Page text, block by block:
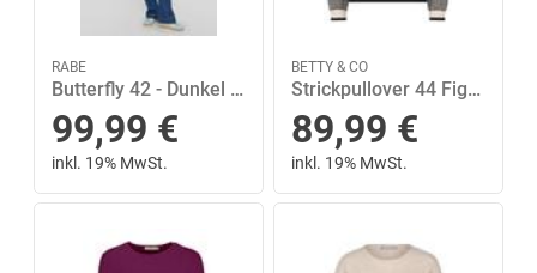
RABE
Butterfly 42 - Dunkel Jeans
99,99 €
inkl. 19% MwSt.
BETTY & CO
Strickpullover 44 Figurumspielend - Weiß/schwarz
89,99 €
inkl. 19% MwSt.